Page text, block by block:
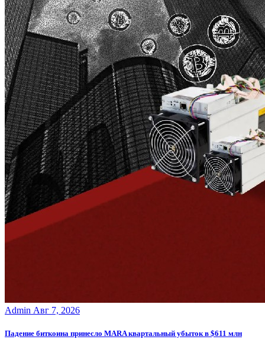
Admin Авг 7, 2026
Падение биткоина принесло MARA квартальный убыток в $611 млн